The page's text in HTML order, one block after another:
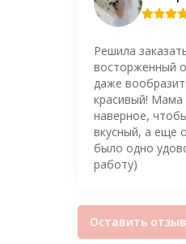
Решила
восторженный
даже
красивый! Мама
наверное,
вкусный, а еще
было одно
работу)
Оставить отзыв